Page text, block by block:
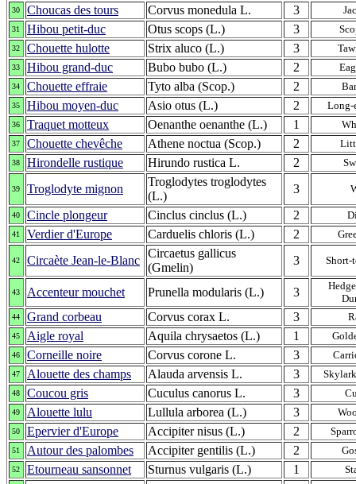
30 Choucas des tours Corvus monedula L. 3
31 Hibou petit-duc Otus scops (L.) 3
32 Chouette hulotte Strix aluco (L.) 3
33 Hibou grand-duc Bubo bubo (L.) 2
34 Chouette effraie Tyto alba (Scop.) 2
35 Hibou moyen-duc Asio otus (L.) 2 Long-
36 Traquet motteux Oenanthe oenanthe (L.) 1
37 Chouette chevêche Athene noctua (Scop.) 2
38 Hirondelle rustique Hirundo rustica L. 2
39 Troglodyte mignon
Troglodytes troglodytes
(L.)
3
40 Cincle plongeur Cinclus cinclus (L.) 2
41 Verdier d'Europe Carduelis chloris (L.) 2
42 Circaète Jean-le-Blanc
Circaetus gallicus
(Gmelin)
3 Short-
43 Accenteur mouchet Prunella modularis (L.) 3
44 Grand corbeau Corvus corax L. 3
45 Aigle royal Aquila chrysaetos (L.) 1
46 Corneille noire Corvus corone L. 3
47 Alouette des champs Alauda arvensis L. 3
48 Coucou gris Cuculus canorus L. 3
49 Alouette lulu Lullula arborea (L.) 3
50 Epervier d'Europe Accipiter nisus (L.) 2
51 Autour des palombes Accipiter gentilis (L.) 2
52 Etourneau sansonnet Sturnus vulgaris (L.) 1